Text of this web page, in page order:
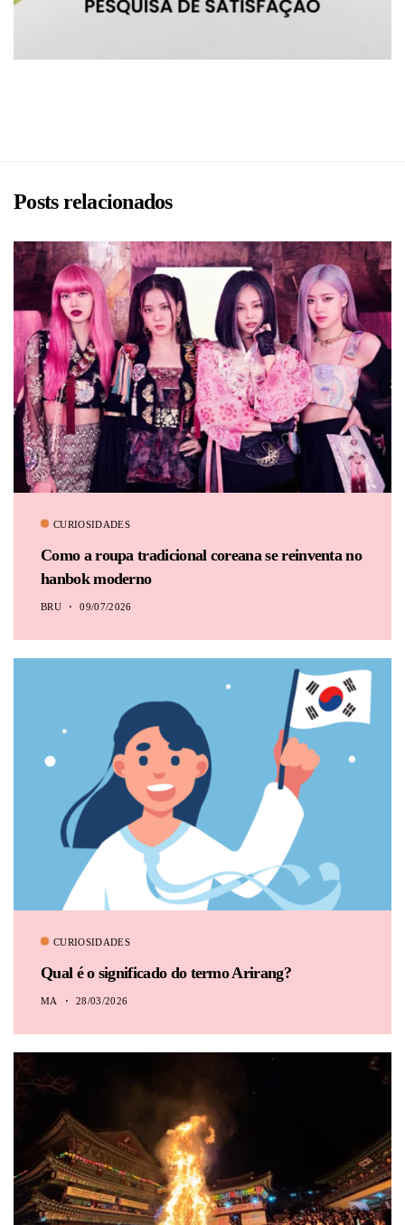
BRU
Posts relacionados
CURIOSIDADES
Como a roupa tradicional coreana se reinventa no
hanbok moderno
BRU 09/07/2026
CURIOSIDADES
Qual é o significado do termo Arirang?
MA 28/03/2026